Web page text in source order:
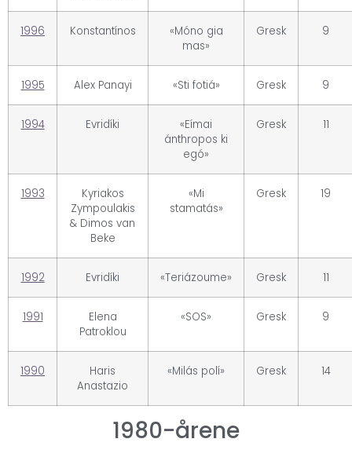
1996 Konstantínos
«Móno gia
mas»
Gresk 9
1995 Alex Panayi «Sti fotiá» Gresk 9
1994 Evridíki
«Eímai
ánthropos ki
egó»
Gresk 11
1993
Kyriakos
Zympoulakis
& Dimos van
Beke
«Mi
stamatás»
Gresk 19
1992 Evridíki «Teriázoume» Gresk 11
1991
Elena
Patroklou
«SOS» Gresk 9
1990
Haris
Anastazio
«Milás polí» Gresk 14
1980-årene